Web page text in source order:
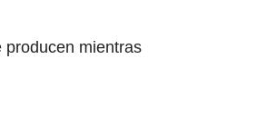
producen mientras